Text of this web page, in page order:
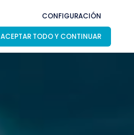
CONFIGURACIÓN
ACEPTAR TODO Y CONTINUAR